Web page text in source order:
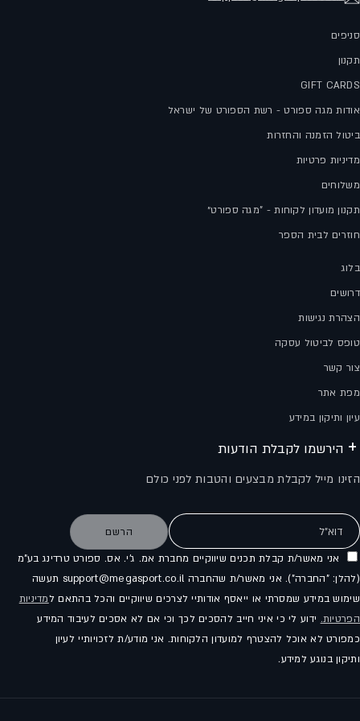
סניפים
תקנון
GIFT CARDS
אודות מגה ספורט - רשת הספורט של ישראל
ביטול הזמנה והחזרות
מדיניות פרטיות
משלוחים
תקנון מועדון לקוחות - "מגה ספורט״
חוזרים לבית הספר
בלוג
דרושים
הצהרת נגישות
טופס לביטול עסקה
צור קשר
מפת אתר
עיון ותיקון במידע
הירשמו לקבלת הודעות
הזינו מייל לקבלת מבצעים והטבות לפני כולם
דוא"ל הרשם
אני מאשר/ת קבלת תכנים שיווקיים מחברת אמ. ג'י. אס. ספורט טרדינג בע"מ
(להלן: "החברה"). אני מאשר/ת שהחברה support@megasport.co.il תעשה
שימוש במידע שמסרתי או ייאסף אודותיי לצרכים שיווקיים והכל בהתאם למדיניות
הפרטיות. ידוע לי כי איני חייב להסכים לכך וכי אם לא אסכים לעיבוד המידע
כמפורט לא אוכל להצטרף למועדון הלקוחות. אני מודע/ת לזכויותיי לעיון
ותיקון בנוגע למידע.